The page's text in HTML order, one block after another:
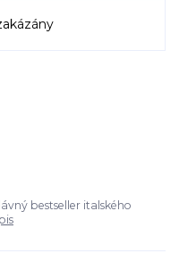
bestseller italského